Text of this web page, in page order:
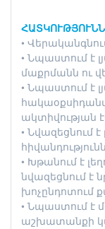
•
• Նպաստում է
մաքրմանն ու
• Նպաստում է
ակտիվության
• Նվազեցնում
• Խթանում է
նվազեցնում է
խոչընդոտում
• Նպաստում է
աշխատանքի